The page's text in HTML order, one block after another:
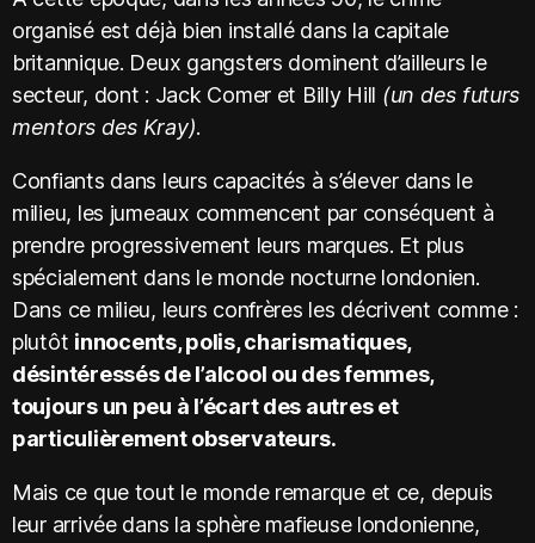
organisé est déjà bien installé dans la capitale
britannique. Deux gangsters dominent d’ailleurs le
secteur, dont : Jack Comer et Billy Hill (un des futurs
mentors des Kray).
Confiants dans leurs capacités à s’élever dans le
milieu, les jumeaux commencent par conséquent à
prendre progressivement leurs marques. Et plus
spécialement dans le monde nocturne londonien.
Dans ce milieu, leurs confrères les décrivent comme :
plutôt innocents, polis, charismatiques,
désintéressés de l’alcool ou des femmes,
toujours un peu à l’écart des autres et
particulièrement observateurs.
Mais ce que tout le monde remarque et ce, depuis
leur arrivée dans la sphère mafieuse londonienne,